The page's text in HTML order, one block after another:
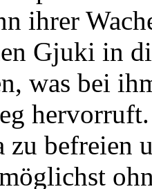
ihrer
Gjuki in
was bei
hervorruft.
befreien